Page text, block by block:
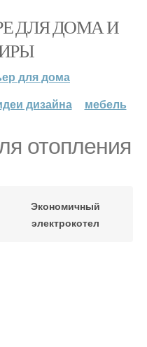
ДЛЯ ДОМА И
для дома
дизайна мебель
отопления
Экономичный
электрокотел